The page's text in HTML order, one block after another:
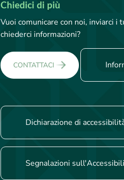
Chiedici di più
Vuoi comunicare con noi, inviarci
chiederci informazioni?
CONTATTACI
Dichiarazione di
Segnalazioni